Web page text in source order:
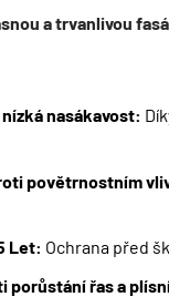
a trvanlivou
nasákavost:
povětrnostním
Let: Ochrana před
porůstání řas a
Sleva už
skoro
Stačí se jen
vám na e-mail zašleme